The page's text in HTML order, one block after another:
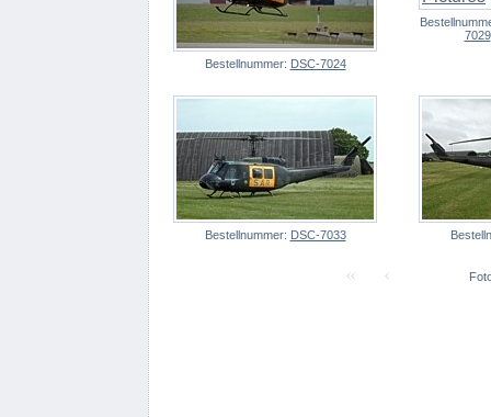
Bestellnummer: DSC-7024
7029
Bestellnummer: DSC-7033